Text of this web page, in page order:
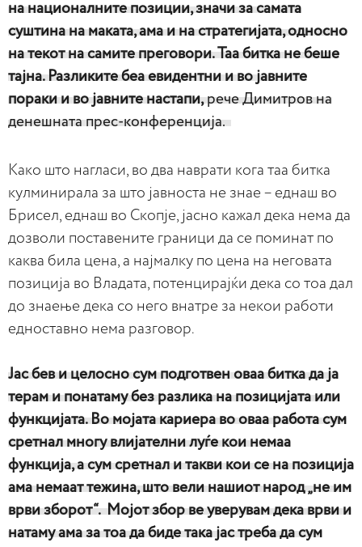
на националните позиции, значи за самата
суштина на маката, ама и на стратегијата, односно
на текот на самите преговори. Таа битка не беше
тајна. Разликите беа евидентни и во јавните
пораки и во јавните настапи,рече Димитров на
денешната прес-конференција.
Како што нагласи, во два наврати кога таа битка
кулминирала за што јавноста не знае – еднаш во
Брисел, еднаш во Скопје, јасно кажал дека нема да
дозволи поставените граници да се поминат по
каква била цена, а најмалку по цена на неговата
позиција во Владата, потенцирајќи дека со тоа дал
до знаење дека со него внатре за некои работи
едноставно нема разговор.
Јас бев и целосно сум подготвен оваа битка да ја
терам и понатаму без разлика на позицијата или
функцијата. Во мојата кариера во оваа работа сум
сретнал многу влијателни луѓе кои немаа
функција, а сум сретнал и такви кои се на позиција
ама немаат тежина, што вели нашиот народ „не им
врви зборот“.Мојот збор ве уверувам дека врви и
натаму ама за тоа да биде така јас треба да сум